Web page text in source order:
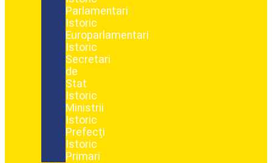
Parlamentari
Istoric
Europarlamentari
Istoric
Secretari
de
Stat
Istoric
Ministrii
Istoric
Prefecți
Istoric
Primari